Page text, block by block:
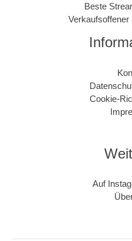
Beste
Verkaufsoffener
Cookie-
Auf